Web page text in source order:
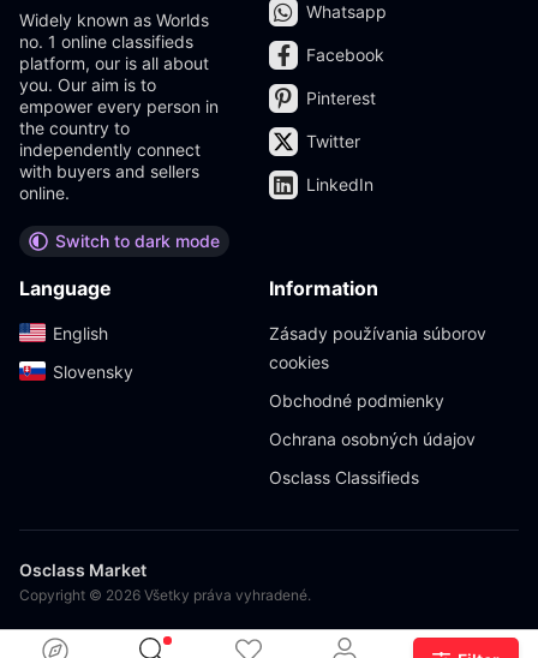
Widely known as Worlds
no. 1 online classifieds
platform, our is all about
you. Our aim is to
empower every person in
the country to
independently connect
with buyers and sellers
online.
Switch to dark mode
Whatsapp
Facebook
Pinterest
Twitter
LinkedIn
Language
English‎
Slovensky‎
Information
Zásady používania súborov
cookies
Obchodné podmienky
Ochrana osobných údajov
Osclass Classifieds
Osclass Market
Copyright © 2026 Všetky práva vyhradené.